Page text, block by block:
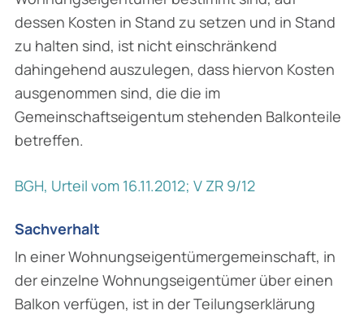
dessen Kosten in Stand zu setzen und in Stand
zu halten sind, ist nicht einschränkend
dahingehend auszulegen, dass hiervon Kosten
ausgenommen sind, die die im
Gemeinschaftseigentum stehenden Balkonteile
betreffen.
BGH, Urteil vom 16.11.2012; V ZR 9/12
Sachverhalt
In einer Wohnungseigentümergemeinschaft, in
der einzelne Wohnungseigentümer über einen
Balkon verfügen, ist in der Teilungserklärung